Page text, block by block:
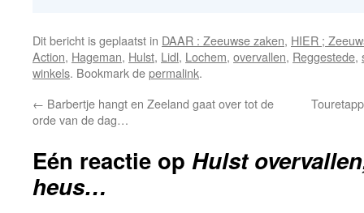
Dit bericht is geplaatst in DAAR : Zeeuwse zaken, HIER ;
Action, Hageman, Hulst, Lidl, Lochem, overvallen, Reggestede,
winkels. Bookmark depermalink.
← Barbertje hangt en Zeeland gaat over tot de
orde van de dag…
Eén reactie op Hulst
heus…